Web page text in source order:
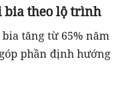
bia theo lộ trình
tăng từ 65% năm
phần định hướng